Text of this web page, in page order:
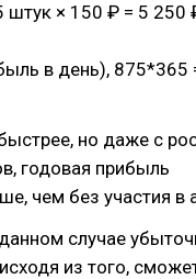
штук × 150 ₽ = 5 250
в день), 875*365
но даже с
годовая прибыль
чем без участия в
случае
из того,